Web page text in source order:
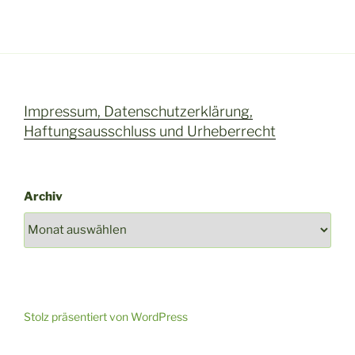
Impressum, Datenschutzerklärung,
Haftungsausschluss und Urheberrecht
Archiv
Stolz präsentiert von WordPress